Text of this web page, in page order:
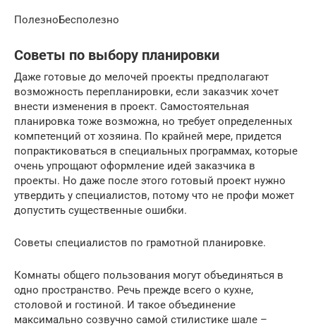
ПолезноБесполезно
Советы по выбору планировки
Даже готовые до мелочей проекты предполагают
возможность перепланировки, если заказчик хочет
внести изменения в проект. Самостоятельная
планировка тоже возможна, но требует определенных
компетенций от хозяина. По крайней мере, придется
попрактиковаться в специальных программах, которые
очень упрощают оформление идей заказчика в
проекты. Но даже после этого готовый проект нужно
утвердить у специалистов, потому что не профи может
допустить существенные ошибки.
Советы специалистов по грамотной планировке.
Комнаты общего пользования могут объединяться в
одно пространство. Речь прежде всего о кухне,
столовой и гостиной. И такое объединение
максимально созвучно самой стилистике шале –